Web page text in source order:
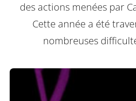
des actions menées par
Cette année a été
nombreuses